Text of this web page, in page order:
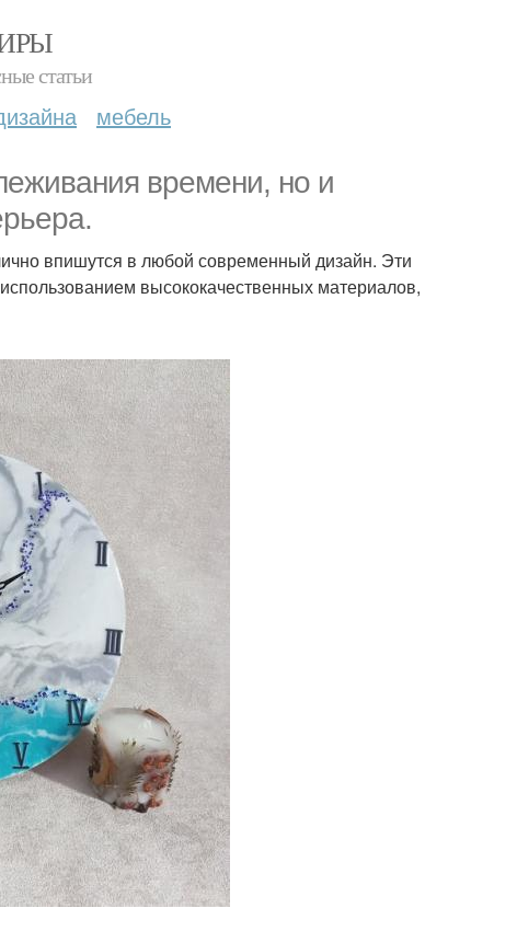
статьи
мебель
времени, но и
впишутся в любой современный дизайн. Эти
высококачественных материалов,